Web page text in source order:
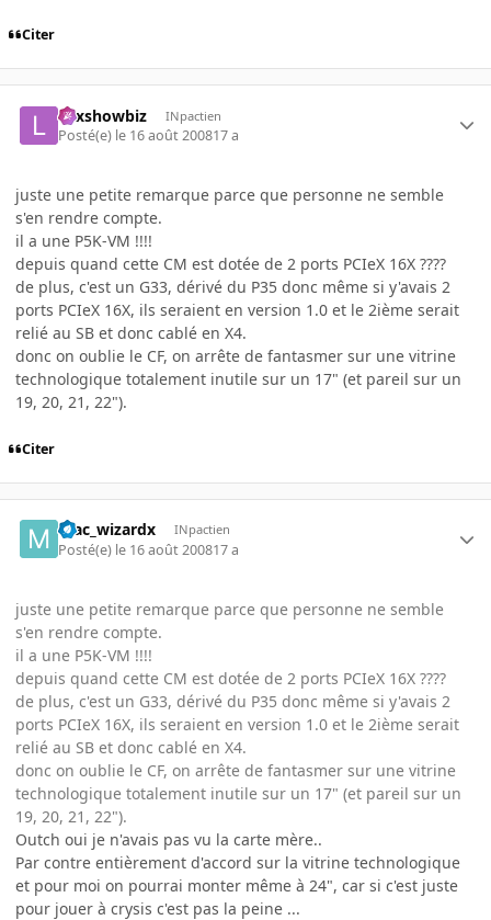
Citer
Lexshowbiz INpactien
Posté(e) le 16 août 200817 a
juste une petite remarque parce que personne ne semble
s'en rendre compte.
il a une P5K-VM !!!!
depuis quand cette CM est dotée de 2 ports PCIeX 16X ????
de plus, c'est un G33, dérivé du P35 donc même si y'avais 2
ports PCIeX 16X, ils seraient en version 1.0 et le 2ième serait
relié au SB et donc cablé en X4.
donc on oublie le CF, on arrête de fantasmer sur une vitrine
technologique totalement inutile sur un 17" (et pareil sur un
19, 20, 21, 22").
Citer
mac_wizardx INpactien
Posté(e) le 16 août 200817 a
juste une petite remarque parce que personne ne semble
s'en rendre compte.
il a une P5K-VM !!!!
depuis quand cette CM est dotée de 2 ports PCIeX 16X ????
de plus, c'est un G33, dérivé du P35 donc même si y'avais 2
ports PCIeX 16X, ils seraient en version 1.0 et le 2ième serait
relié au SB et donc cablé en X4.
donc on oublie le CF, on arrête de fantasmer sur une vitrine
technologique totalement inutile sur un 17" (et pareil sur un
19, 20, 21, 22").
Outch oui je n'avais pas vu la carte mère..
Par contre entièrement d'accord sur la vitrine technologique
et pour moi on pourrai monter même à 24", car si c'est juste
pour jouer à crysis c'est pas la peine ...